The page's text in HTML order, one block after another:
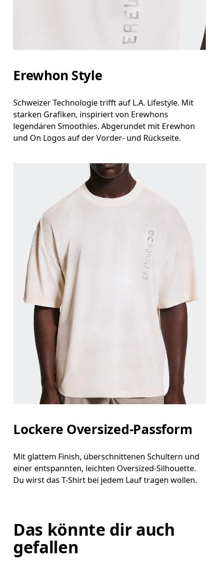
Erewhon Style
Schweizer Technologie trifft auf L.A. Lifestyle. Mit
starken Grafiken, inspiriert von Erewhons
legendären Smoothies. Abgerundet mit Erewhon
und On Logos auf der Vorder- und Rückseite.
Lockere Oversized-Passform
Mit glattem Finish, überschnittenen Schultern und
einer entspannten, leichten Oversized-Silhouette.
Du wirst das T-Shirt bei jedem Lauf tragen wollen.
Das könnte dir auch
gefallen